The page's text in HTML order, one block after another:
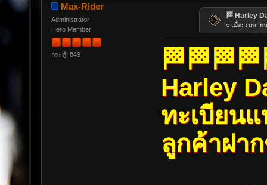
Max-Rider
Administrator
Hero Member
กระทู้: 849
🏁 Harley
« เมื่อ: เมษาย
Harley
ทะเบียน
ลูกค้าฝา